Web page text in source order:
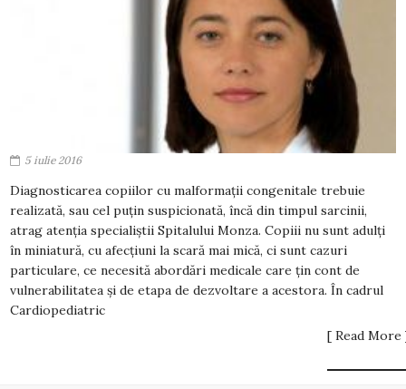
5 iulie 2016
Diagnosticarea copiilor cu malformații congenitale trebuie
realizată, sau cel puțin suspicionată, încă din timpul sarcinii,
atrag atenția specialiștii Spitalului Monza. Copiii nu sunt adulți
în miniatură, cu afecțiuni la scară mai mică, ci sunt cazuri
particulare, ce necesită abordări medicale care ţin cont de
vulnerabilitatea şi de etapa de dezvoltare a acestora. În cadrul
Cardiopediatric
[ Read More